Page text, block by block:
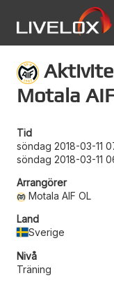
Motala
Tid
söndag 2018-03-11
söndag 2018-03-11
Arrangörer
Motala AIF OL
Land
Sverige
Nivå
Träning